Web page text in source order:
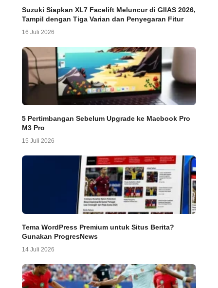
Suzuki Siapkan XL7 Facelift Meluncur di GIIAS 2026,
Tampil dengan Tiga Varian dan Penyegaran Fitur
16 Juli 2026
5 Pertimbangan Sebelum Upgrade ke Macbook Pro
M3 Pro
15 Juli 2026
Tema WordPress Premium untuk Situs Berita?
Gunakan ProgresNews
14 Juli 2026